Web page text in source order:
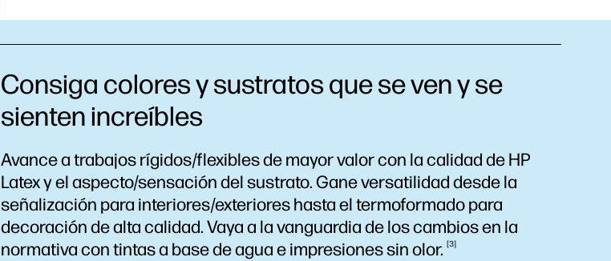
Consiga colores y sustratos que se ven y se
sienten increíbles
Avance a trabajos rígidos/flexibles de mayor valor con la calidad de HP
Latex y el aspecto/sensación del sustrato. Gane versatilidad desde la
señalización para interiores/exteriores hasta el termoformado para
decoración de alta calidad. Vaya a la vanguardia de los cambios en la
normativa con tintas a base de agua e impresiones sinolor. 3